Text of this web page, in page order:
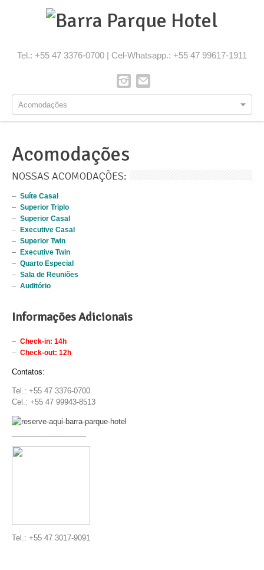
Tel.: +55 47 3376-0700 | Cel-Whatsapp.: +55 47 99617-1911
Acomodações
Acomodações
NOSSAS ACOMODAÇÕES:
Suíte Casal
Superior Triplo
Superior Casal
Executive Casal
Superior Twin
Executive Twin
Quarto Especial
Sala de Reuniões
Auditório
Informações Adicionais
Check-in: 14h
Check-out: 12h
Contatos:
Tel.: +55 47 3376-0700
Cel.: +55 47 99943-8513
Tel.: +55 47 3017-9091